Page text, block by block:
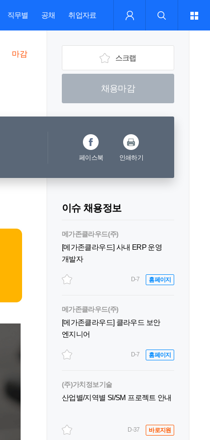
직무별 공채 취업자료
마감 스크랩
채용마감
페이스북 인쇄하기
이슈 채용정보
메가존클라우드(주)
[메가존클라우드] 사내 ERP 운영
개발자
D-7 홈페이지
메가존클라우드(주)
[메가존클라우드] 클라우드 보안
엔지니어
D-7 홈페이지
(주)가치정보기술
산업별/지역별 SI/SM 프로젝트 안내
D-37 바로지원